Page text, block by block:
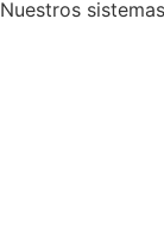
Nuestros